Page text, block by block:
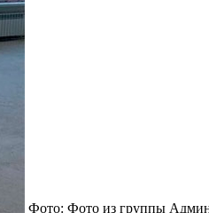
Фото: Фото из группы